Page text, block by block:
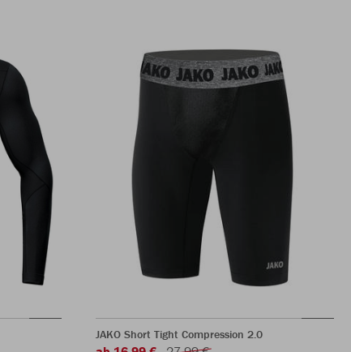
JAKO Short Tight Compression 2.0